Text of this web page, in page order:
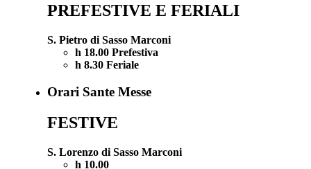
PREFESTIVE E FERIALI
S. Pietro di Sasso Marconi
h 18.00 Prefestiva
h 8.30 Feriale
Orari Sante Messe
FESTIVE
S. Lorenzo di Sasso Marconi
h 10.00